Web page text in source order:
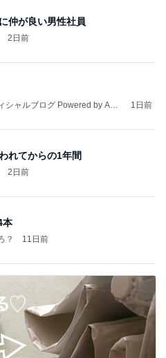
仲が良い男性社員
2日前
シャルブログ Powered by Ame
1日前
れてからの1年間
2日前
本
？ 11日前